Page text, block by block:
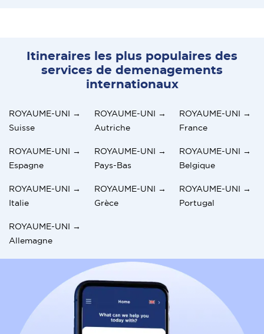
Itineraires les plus populaires des
services de demenagements
internationaux
ROYAUME-UNI →
Suisse
ROYAUME-UNI →
Autriche
ROYAUME-UNI →
France
ROYAUME-UNI →
Espagne
ROYAUME-UNI →
Pays-Bas
ROYAUME-UNI →
Belgique
ROYAUME-UNI →
Italie
ROYAUME-UNI →
Grèce
ROYAUME-UNI →
Portugal
ROYAUME-UNI →
Allemagne